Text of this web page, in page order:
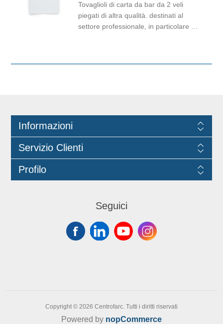
agevole. Confezione da 1 busta da 25
pezzi.
Tovaglioli di carta da bar da 2 veli
piegati di altra qualità. destinati al
settore professionale, in particolare all'
Informazioni
Servizio Clienti
Profilo
Seguici
Copyright © 2026 Centrofarc. Tutti i diritti riservati
Powered by nopCommerce